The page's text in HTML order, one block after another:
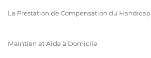
La Prestation de Compensation du Handicap
Maintien et Aide à Domicile